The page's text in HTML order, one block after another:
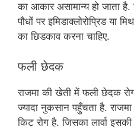
का आकार असामान्य हो जाता
पौधों पर इमिडाक्लोरोप्रिड या
का छिडकाव करना चाहिए.
फली छेदक
राजमा की खेती में फली छेदक
ज्यादा नुकसान पहुँचता है.
किट रोग है. जिसका लार्वा